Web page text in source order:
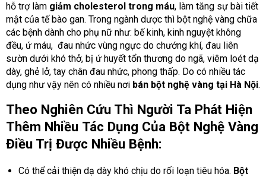
hỗ trợ làm giảm cholesterol trong máu, làm tăng sự bài tiết
mật của tế bào gan. Trong ngành dược thì bột nghệ vàng chữa
các bệnh dành cho phụ nữ như: bế kinh, kinh nguyệt không
đều, ứ máu, đau nhức vùng ngực do chướng khí, đau liên
sườn dưới khó thở, bị ứ huyết tổn thương do ngã, viêm loét dạ
dày, ghẻ lở, tay chân đau nhức, phong thấp. Do có nhiều tác
dụng như vậy nên có nhiều nơi bán bột nghệ vàng tại Hà Nội.
Theo Nghiên Cứu Thì Người Ta Phát Hiện
Thêm Nhiều Tác Dụng Của Bột Nghệ Vàng
Điều Trị Được Nhiều Bệnh:
Có thể cải thiện dạ dày khó chịu do rối loạn tiêu hóa. Bột